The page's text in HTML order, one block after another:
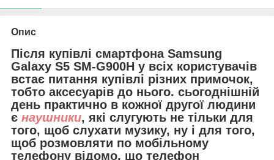
Опис
Після купівлі смартфона Samsung
Galaxy S5 SM-G900H у всіх користувачів
встає питання купівлі різних примочок,
тобто аксесуарів до нього. сьогоднішній
день практично в кожної другої людини
є наушники, які слугують не тільки для
того, щоб слухати музику, ну і для того,
щоб розмовляти по мобільному
телефону відомо, що телефон